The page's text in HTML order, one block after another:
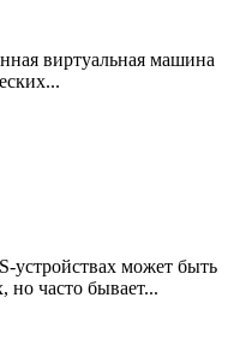
виртуальная машина
устройствах может быть
но часто бывает...